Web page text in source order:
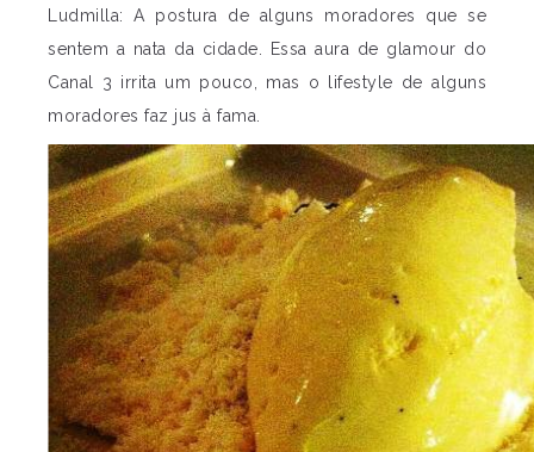
Ludmilla: A postura de alguns moradores que se
sentem a nata da cidade. Essa aura de glamour do
Canal 3 irrita um pouco, mas o lifestyle de alguns
moradores faz jus à fama.